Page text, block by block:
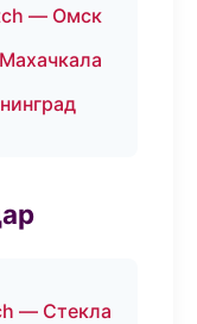
— Омск
— Стекла